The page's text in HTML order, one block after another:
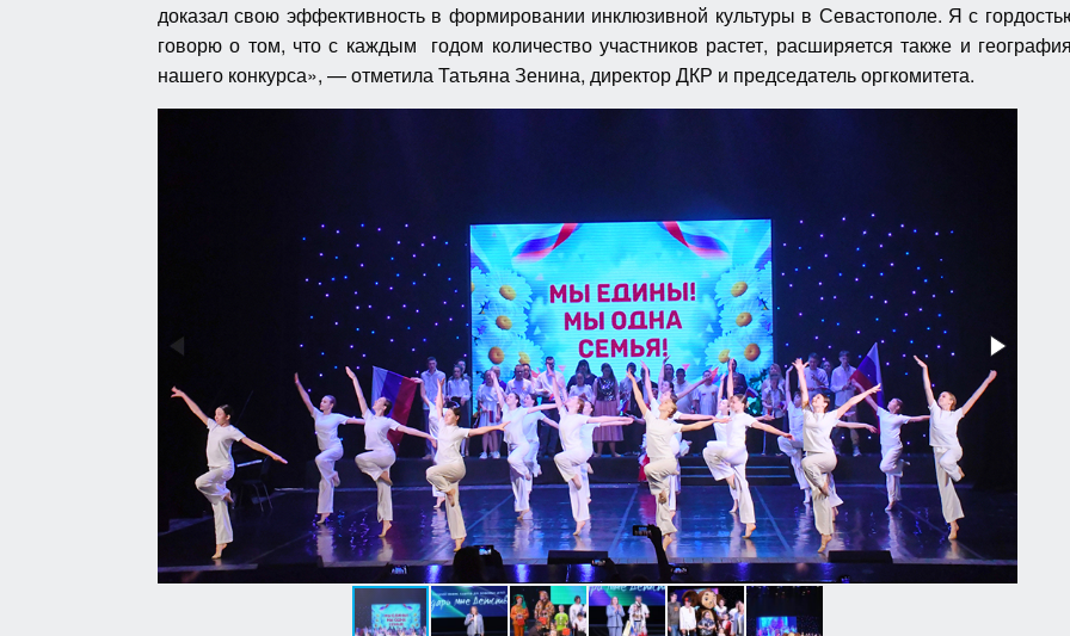
доказал свою эффективность в формировании инклюзивной культуры в Севастополе. Я с
говорю о том, что с каждым годом количество участников растет, расширяется также и
нашего конкурса», — отметила Татьяна Зенина, директор ДКР и председатель оргкомитета.